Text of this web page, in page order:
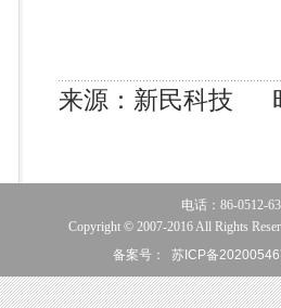
来源：新民科技
电话：86-0512-
Copyright © 2007-2016 All Rights
备案号：
苏ICP备